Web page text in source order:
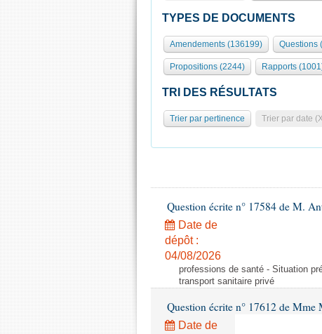
TYPES DE DOCUMENTS
Amendements (136199) Questions
Propositions (2244) Rapports
TRI DES RÉSULTATS
Trier par pertinence Trier par date
Question écrite n° 17584 de M.
Date de
dépôt :
04/08/2026
professions de santé - Situation
transport sanitaire privé
Question écrite n° 17612 de Mme
Date de